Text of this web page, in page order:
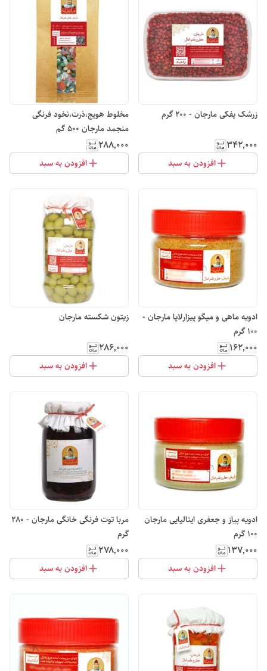
زرشک پفکی مارجان - 200 گرم
۳۴۲٬۰۰۰
افزودن به سبد
مخلوط هویج،ذرت،نخود فرنگی
منجمد مارجان 500 گم
۲۸۸٬۰۰۰
افزودن به سبد
ادویه ماهی و میگو پیزارلاپا مارجان -
100 گرم
۱۶۲٬۰۰۰
افزودن به سبد
زیتون شکسته مارجان
۲۸۶٬۰۰۰
افزودن به سبد
ادویه پیاز و جعفری ایتالیایی مارجان
100 گرم
۱۳۷٬۰۰۰
افزودن به سبد
مربا توت فرنگی خانگی مارجان - 280
گرم
۲۷۸٬۰۰۰
افزودن به سبد